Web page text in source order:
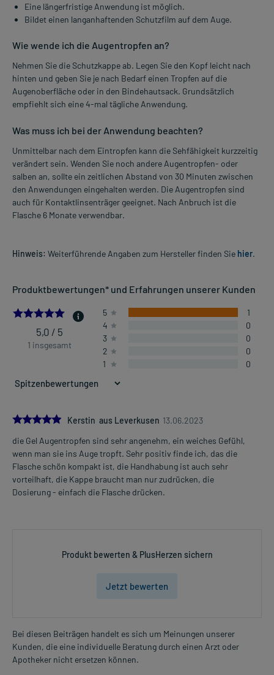
Eine längerfristige Anwendung ist möglich.
Bildet einen langanhaftenden Schutzfilm auf dem Auge.
Wie wende ich die Augentropfen an?
Nehmen Sie die Schutzkappe ab. Legen Sie den Kopf leicht nach
hinten und geben Sie je nach Bedarf einen Tropfen auf die
Augenoberfläche oder in den Bindehautsack. Grundsätzlich
empfiehlt sich eine 4-mal tägliche Anwendung.
Was muss ich bei der Anwendung beachten?
Unmittelbar nach dem Eintropfen kann die Sehfähigkeit kurzzeitig
verändert sein. Wenden Sie noch andere Augentropfen- oder
salben an, sollte ein zeitlichen Abstand von 30 Minuten zwischen
den Anwendungen eingehalten werden. Die Augentropfen sind
auch für Kontaktlinsenträger geeignet. Nach Anbruch ist die
Flasche 6 Monate verwendbar.
Hinweis: Weiterführende Angaben zum Hersteller finden Sie hier.
Produktbewertungen* und Erfahrungen unserer Kunden
5.0
5,0 / 5
1 insgesamt
5
1
4
0
3
0
2
0
1
0
5.0
Kerstin aus Leverkusen 13.06.2023
die Gel Augentropfen sind sehr angenehm, ein weiches Gefühl,
wenn man sie ins Auge tropft. Sehr positiv finde ich, das die
Flasche schön kompakt ist, die Handhabung ist auch sehr
vorteilhaft, die Kappe braucht man nur zudrücken, die
Dosierung - einfach die Flasche drücken.
Produkt bewerten & PlusHerzen sichern
Jetzt bewerten
Bei diesen Beiträgen handelt es sich um Meinungen unserer
Kunden, die eine individuelle Beratung durch einen Arzt oder
Apotheker nicht ersetzen können.